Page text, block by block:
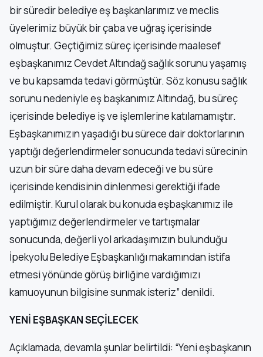
bir süredir belediye eş başkanlarımız ve meclis
üyelerimiz büyük bir çaba ve uğraş içerisinde
olmuştur. Geçtiğimiz süreç içerisinde maalesef
eşbaşkanımız Cevdet Altındağ sağlık sorunu yaşamış
ve bu kapsamda tedavi görmüştür. Söz konusu sağlık
sorunu nedeniyle eş başkanımız Altındağ, bu süreç
içerisinde belediye iş ve işlemlerine katılamamıştır.
Eşbaşkanımızın yaşadığı bu sürece dair doktorlarının
yaptığı değerlendirmeler sonucunda tedavi sürecinin
uzun bir süre daha devam edeceği ve bu süre
içerisinde kendisinin dinlenmesi gerektiği ifade
edilmiştir. Kurul olarak bu konuda eşbaşkanımız ile
yaptığımız değerlendirmeler ve tartışmalar
sonucunda, değerli yol arkadaşımızın bulunduğu
İpekyolu Belediye Eşbaşkanlığı makamından istifa
etmesi yönünde görüş birliğine vardığımızı
kamuoyunun bilgisine sunmak isteriz” denildi.
YENİ EŞBAŞKAN SEÇİLECEK
Açıklamada, devamla şunlar belirtildi: “Yeni eşbaşkanın